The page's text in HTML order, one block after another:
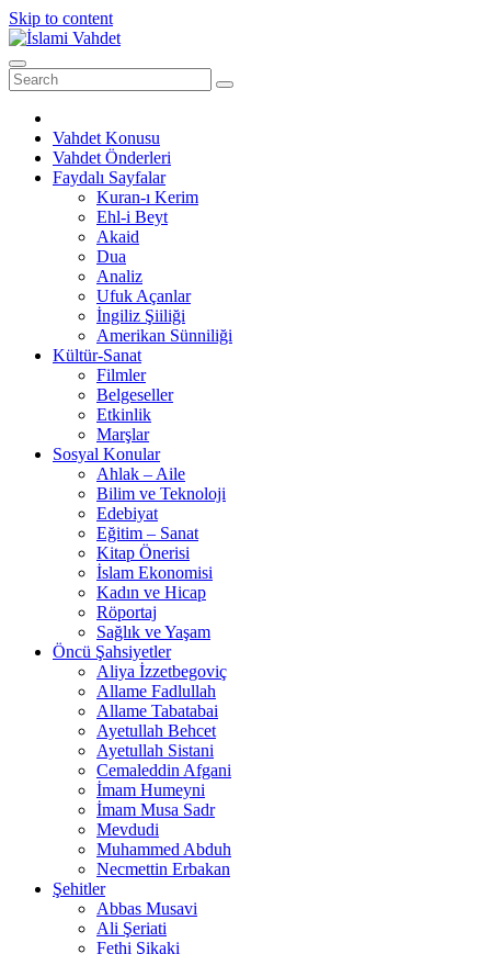
Skip to content
Vahdet Konusu
Vahdet Önderleri
Faydalı Sayfalar
Kuran-ı Kerim
Ehl-i Beyt
Akaid
Dua
Analiz
Ufuk Açanlar
İngiliz Şiiliği
Amerikan Sünniliği
Kültür-Sanat
Filmler
Belgeseller
Etkinlik
Marşlar
Sosyal Konular
Ahlak – Aile
Bilim ve Teknoloji
Edebiyat
Eğitim – Sanat
Kitap Önerisi
İslam Ekonomisi
Kadın ve Hicap
Röportaj
Sağlık ve Yaşam
Öncü Şahsiyetler
Aliya İzzetbegoviç
Allame Fadlullah
Allame Tabatabai
Ayetullah Behcet
Ayetullah Sistani
Cemaleddin Afgani
İmam Humeyni
İmam Musa Sadr
Mevdudi
Muhammed Abduh
Necmettin Erbakan
Şehitler
Abbas Musavi
Ali Şeriati
Fethi Şikaki